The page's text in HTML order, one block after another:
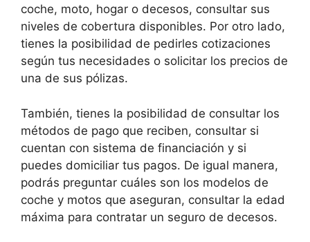
coche, moto, hogar o decesos, consultar sus
niveles de cobertura disponibles. Por otro lado,
tienes la posibilidad de pedirles cotizaciones
según tus necesidades o solicitar los precios de
una de sus pólizas.
También, tienes la posibilidad de consultar los
métodos de pago que reciben, consultar si
cuentan con sistema de financiación y si
puedes domiciliar tus pagos. De igual manera,
podrás preguntar cuáles son los modelos de
coche y motos que aseguran, consultar la edad
máxima para contratar un seguro de decesos.